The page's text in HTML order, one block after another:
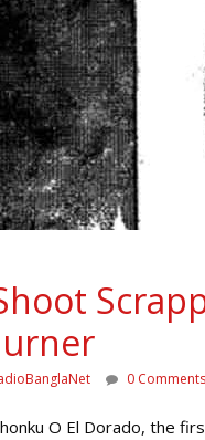
0 Comments
O El Dorado, the